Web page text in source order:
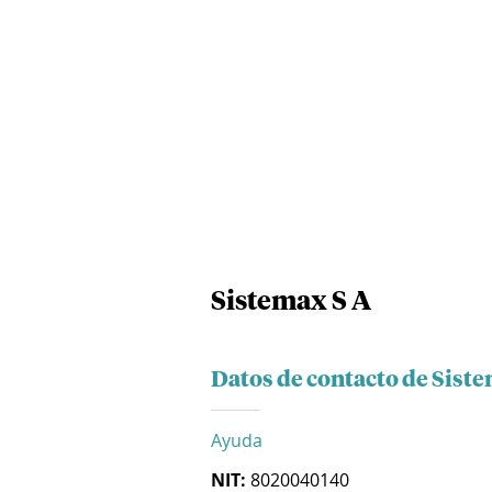
Sistemax S A
Datos de contacto de
Ayuda
NIT: 8020040140